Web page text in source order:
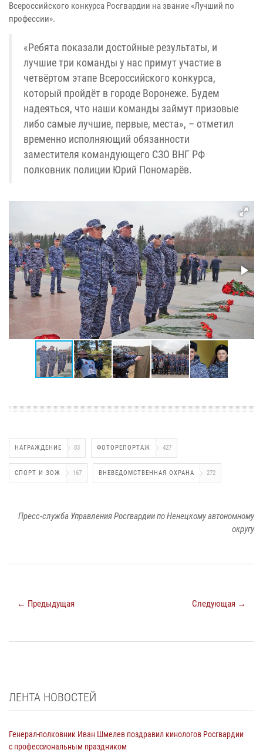
Всероссийского конкурса Росгвардии на звание «Лучший по
профессии».
«Ребята показали достойные результаты, и
лучшие три команды у нас примут участие в
четвёртом этапе Всероссийского конкурса,
который пройдёт в городе Воронеже. Будем
надеяться, что наши команды займут призовые
либо самые лучшие, первые, места», – отметил
временно исполняющий обязанности
заместителя командующего СЗО ВНГ РФ
полковник полиции Юрий Пономарёв.
НАГРАЖДЕНИЕ 83 ФОТОРЕПОРТАЖ 427
СПОРТ И ЗОЖ 167 ВНЕВЕДОМСТВЕННАЯ ОХРАНА 272
Пресс-служба Управления Росгвардии по Ненецкому автономному
округу
← Предыдущая Следующая →
ЛЕНТА НОВОСТЕЙ
Генерал-полковник Иван Шмелев поздравил кинологов Росгвардии
с профессиональным праздником